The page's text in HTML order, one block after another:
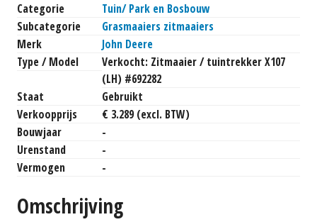
Categorie
Tuin/ Park en Bosbouw
Subcategorie
Grasmaaiers zitmaaiers
Merk
John Deere
Type / Model
Verkocht: Zitmaaier / tuintrekker X107
(LH) #692282
Staat
Gebruikt
Verkoopprijs
€ 3.289 (excl. BTW)
Bouwjaar
-
Urenstand
-
Vermogen
-
Omschrijving